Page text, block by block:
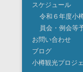
スケジュール
令和６年度小
員会・例会等
お問い合わせ
ブログ
小樽観光プロジ